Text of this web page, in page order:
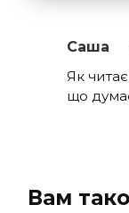
Саша
Як
що
Вам